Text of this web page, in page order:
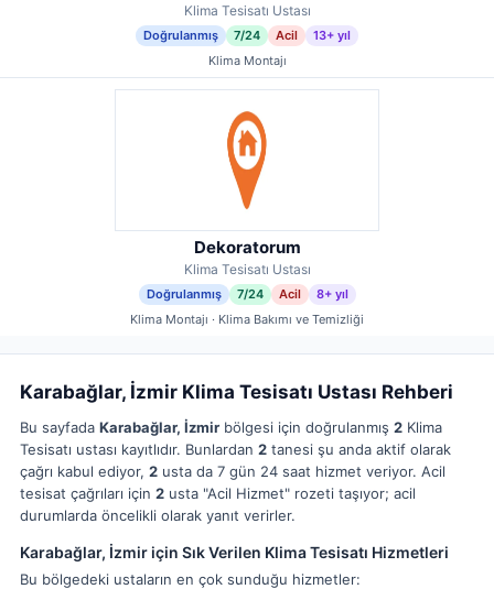
Klima Tesisatı Ustası
Doğrulanmış 7/24 Acil
13+ yıl
Klima Montajı
Dekoratorum
Klima Tesisatı Ustası
Doğrulanmış 7/24 Acil
8+ yıl
Klima Montajı · Klima Bakımı ve Temizliği
Karabağlar, İzmir Klima Tesisatı Ustası Rehberi
Bu sayfada Karabağlar, İzmir bölgesi için doğrulanmış 2 Klima
Tesisatı ustası kayıtlıdır. Bunlardan 2 tanesi şu anda aktif olarak
çağrı kabul ediyor, 2 usta da 7 gün 24 saat hizmet veriyor. Acil
tesisat çağrıları için 2 usta "Acil Hizmet" rozeti taşıyor; acil
durumlarda öncelikli olarak yanıt verirler.
Karabağlar, İzmir için Sık Verilen Klima Tesisatı Hizmetleri
Bu bölgedeki ustaların en çok sunduğu hizmetler: